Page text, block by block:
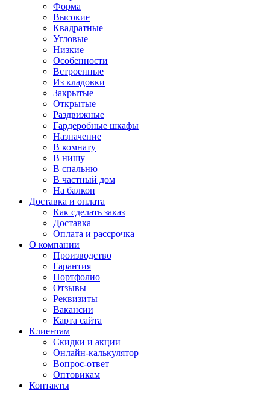
Форма
Высокие
Квадратные
Угловые
Низкие
Особенности
Встроенные
Из кладовки
Закрытые
Открытые
Раздвижные
Гардеробные шкафы
Назначение
В комнату
В нишу
В спальню
В частный дом
На балкон
Доставка и оплата
Как сделать заказ
Доставка
Оплата и рассрочка
О компании
Производство
Гарантия
Портфолио
Отзывы
Реквизиты
Вакансии
Карта сайта
Клиентам
Скидки и акции
Онлайн-калькулятор
Вопрос-ответ
Оптовикам
Контакты